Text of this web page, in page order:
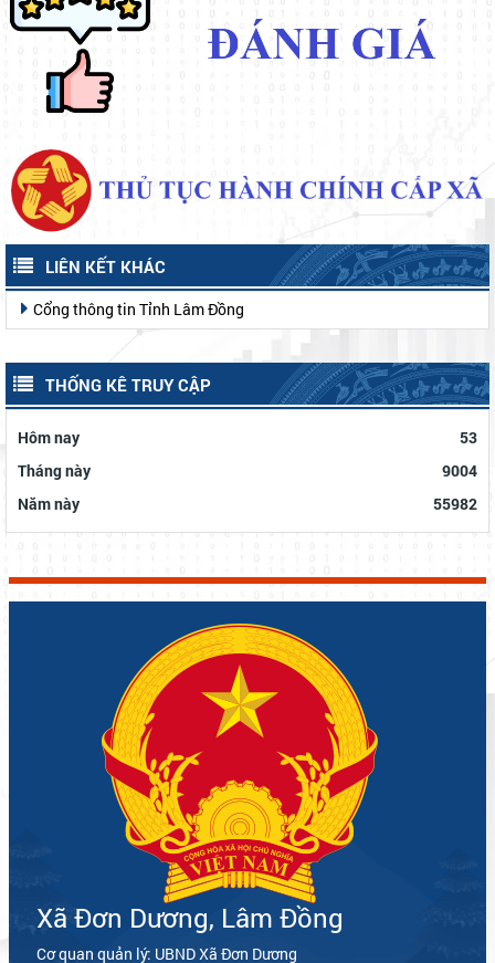
LIÊN KẾT KHÁC
Cổng thông tin Tỉnh Lâm Đồng
THỐNG KÊ TRUY CẬP
Hôm nay
53
Tháng này
9004
Năm này
55982
Xã Đơn Dương, Lâm Đồng
Cơ quan quản lý: UBND Xã Đơn Dương